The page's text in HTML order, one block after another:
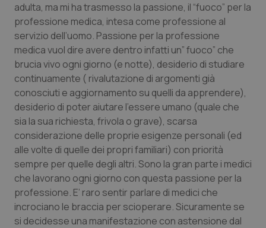
Friuli Venezia Giulia
Lazio
Liguria
Lombardia
Marche
Molise
Piemonte
Dermatite Atopica
Diabete & glucometri
Disturbi dell’umore
Dolore
Donna & Salute
Epatiti
HIV
adulta, ma mi ha trasmesso la passione, il “fuoco” per la
professione medica, intesa come professione al
servizio dell’uomo. Passione per la professione
medica vuol dire avere dentro infatti un” fuoco” che
brucia vivo ogni giorno (e notte), desiderio di studiare
continuamente ( rivalutazione di argomenti già
conosciuti e aggiornamento su quelli da apprendere),
desiderio di poter aiutare l’essere umano (quale che
sia la sua richiesta, frivola o grave), scarsa
considerazione delle proprie esigenze personali (ed
alle volte di quelle dei propri familiari) con priorità
sempre per quelle degli altri. Sono la gran parte i medici
che lavorano ogni giorno con questa passione per la
professione. E’ raro sentir parlare di medici che
incrociano le braccia per scioperare. Sicuramente se
si decidesse una manifestazione con astensione dal